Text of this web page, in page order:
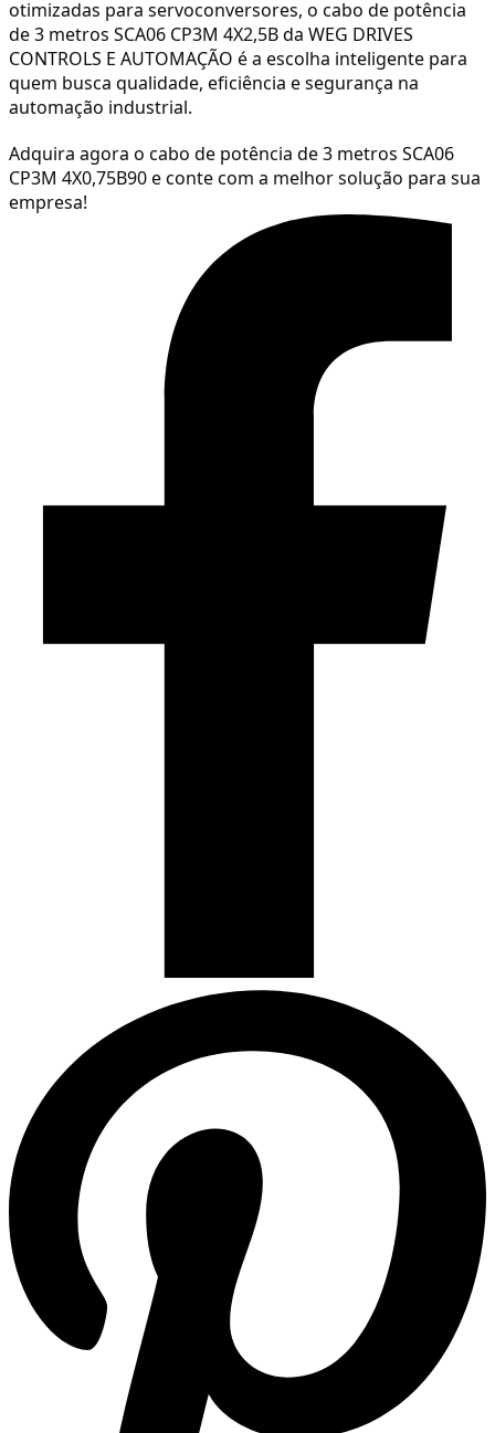
otimizadas para servoconversores, o cabo de potência
de 3 metros SCA06 CP3M 4X2,5B da WEG DRIVES
CONTROLS E AUTOMAÇÃO é a escolha inteligente para
quem busca qualidade, eficiência e segurança na
automação industrial.
Adquira agora o cabo de potência de 3 metros SCA06
CP3M 4X0,75B90 e conte com a melhor solução para sua
empresa!